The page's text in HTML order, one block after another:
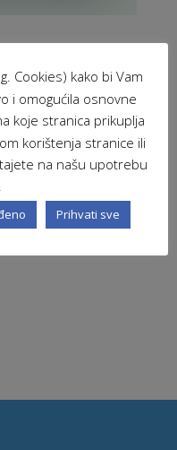
Cookies) kako bi Vam
i omogućila osnovne
koje stranica prikuplja
korištenja stranice ili
na našu upotrebu
Prihvati sve